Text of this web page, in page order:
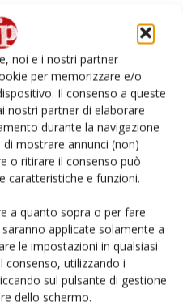
noi e i nostri partner
per memorizzare e/o
Il consenso a queste
nostri partner di elaborare
durante la navigazione
mostrare annunci (non)
o ritirare il consenso può
caratteristiche e funzioni.
a quanto sopra o per fare
applicate solamente a
le impostazioni in qualsiasi
utilizzando i
sul pulsante di gestione
dello schermo.
della mela Pink